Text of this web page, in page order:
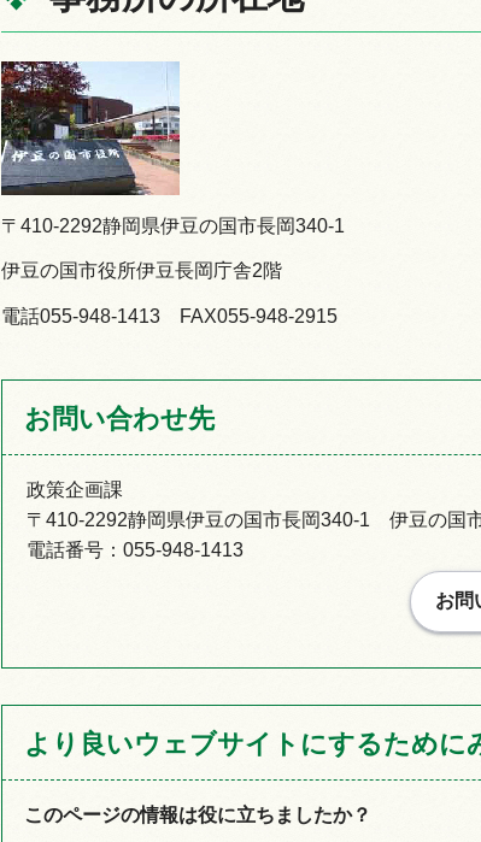
〒410-2292静岡県伊豆の国市長岡340-1
伊豆の国市役所伊豆長岡庁舎2階
電話055-948-1413 FAX055-948-2915
お問い合わせ先
政策企画課
〒410-2292静岡県伊豆の国市長岡340-1 伊豆の国
電話番号：055-948-1413
より良いウェブサイトにするため
このページの情報は役に立ちましたか？